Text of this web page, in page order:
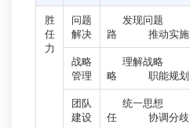
胜
任
力
问题
解决
发现问题
路
推动实施
战略
管理
理解战略
略
职能规划
团队
建设
统一思想
任
协调分歧